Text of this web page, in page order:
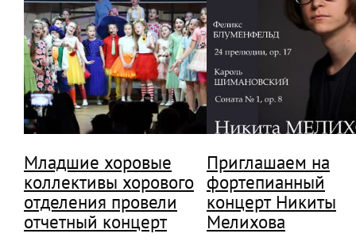
Младшие хоровые
коллективы хорового
отделения провели
отчетный концерт
Приглашаем на
фортепианный
концерт Никиты
Мелихова